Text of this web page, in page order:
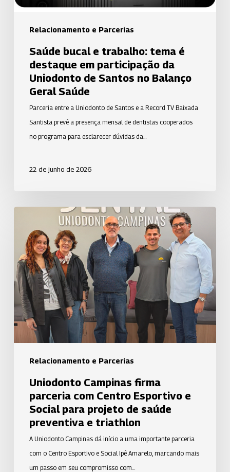
Relacionamento e Parcerias
Uniodonto
Santos
Balanço
Geral
Saúde
Saúde bucal e trabalho: tema é
destaque em participação da
Uniodonto de Santos no Balanço
Geral Saúde
Parceria entre a Uniodonto de Santos e a Record TV Baixada
Santista prevê a presença mensal de dentistas cooperados
no programa para esclarecer dúvidas da…
22 de junho de 2026
Relacionamento e Parcerias
Campinas
firma
parceria
com
Centro
Esportivo
e
Social
para
projeto
saúde
preventiva
triathlon
Uniodonto Campinas firma
parceria com Centro Esportivo e
Social para projeto de saúde
preventiva e triathlon
A Uniodonto Campinas dá início a uma importante parceria
com o Centro Esportivo e Social Ipê Amarelo, marcando mais
um passo em seu compromisso com…